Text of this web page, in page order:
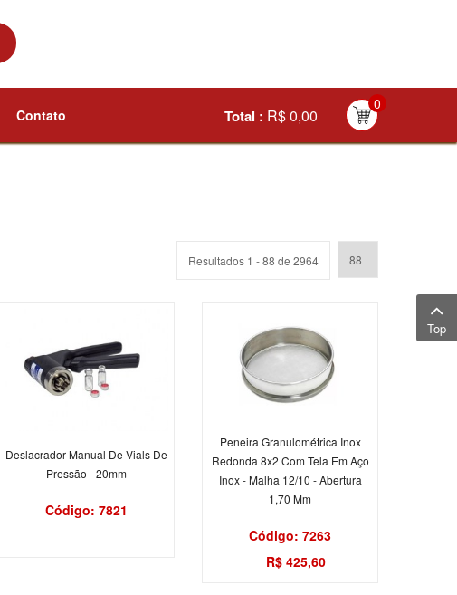
Contato
0
Total : R$ 0,00
Resultados 1 - 88 de 2964
Deslacrador Manual De Vials De
Pressão - 20mm
Código: 7821
Peneira Granulométrica Inox
Redonda 8x2 Com Tela Em Aço
Inox - Malha 12/10 - Abertura
1,70 Mm
Código: 7263
R$ 425,60
Top